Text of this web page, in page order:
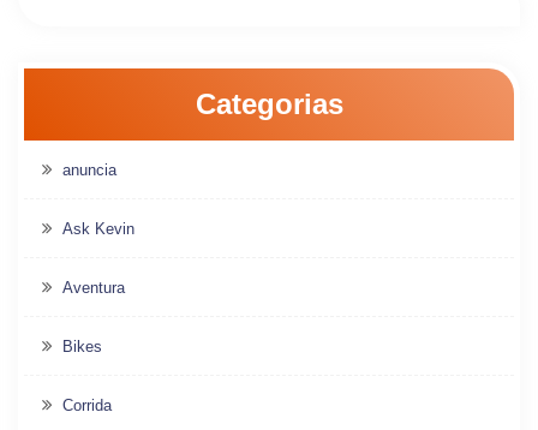
Categorias
anuncia
Ask Kevin
Aventura
Bikes
Corrida